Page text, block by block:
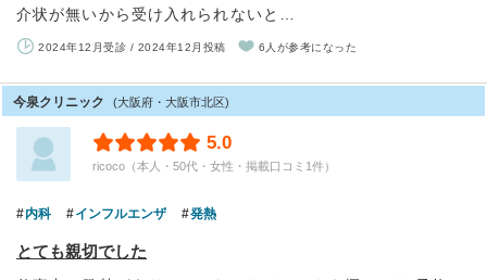
介状が無いから受け入れられないと…
2024年12月受診 / 2024年12月投稿 6人が参考になった
今泉クリニック (大阪府・大阪市北区)
5.0
ricoco（本人・50代・女性・掲載口コミ1件）
内科 インフルエンザ 発熱
とても親切でした